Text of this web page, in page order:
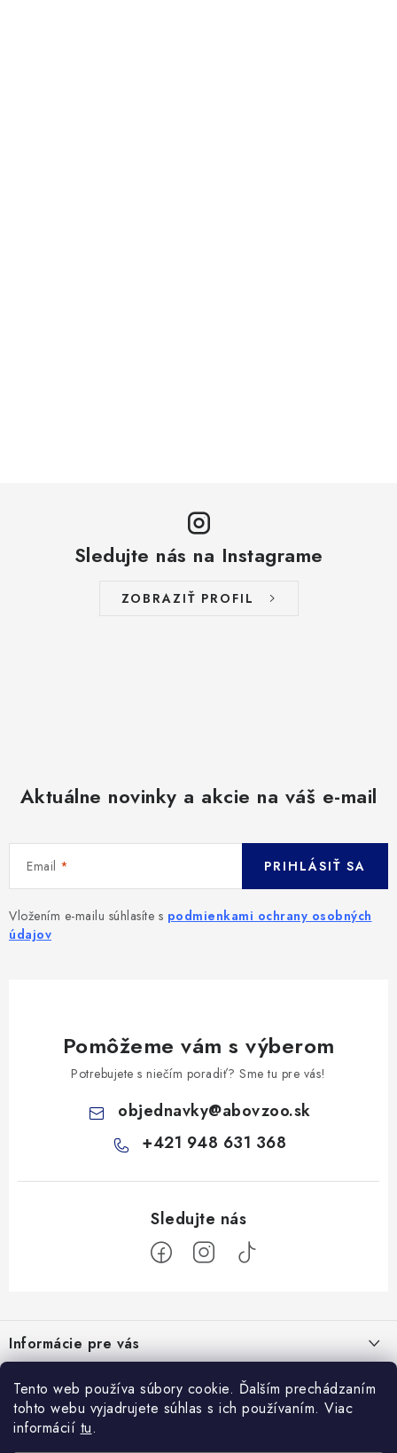
Tento web používa súbory cookie. Ďalším prechádzaním
tohto webu vyjadrujete súhlas s ich používaním. Viac
informácií tu.
Sledujte nás na Instagrame
ZOBRAZIŤ PROFIL
Aktuálne novinky a akcie na váš e-mail
Email
Vložením e-mailu súhlasíte s podmienkami ochrany osobných
údajov
PRIHLÁSIŤ SA
Pomôžeme vám s výberom
Potrebujete s niečím poradiť? Sme tu pre vás!
objednavky@abovzoo.sk
+421 948 631 368
p
ä
Informácie pre vás
Podmienky ochrany osobných údajov
Prijímame online platby
Blog